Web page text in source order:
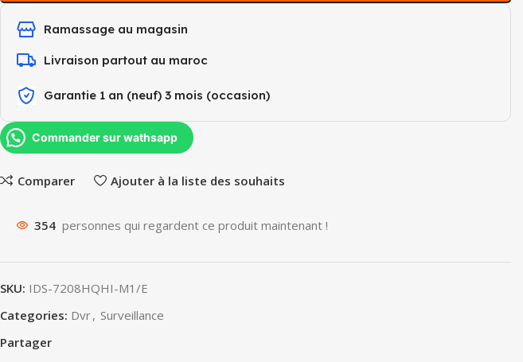
Ramassage au magasin
Livraison partout au maroc
Garantie 1 an (neuf) 3 mois (occasion)​
Commander sur wathsapp
Comparer Ajouter à la liste des souhaits
354 personnes qui regardent ce produit maintenant !
SKU: IDS-7208HQHI-M1/E
Categories: Dvr, Surveillance
Partager